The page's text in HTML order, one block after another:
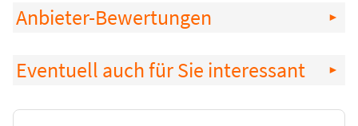
Anbieter-Bewertungen
Eventuell auch für Sie interessant